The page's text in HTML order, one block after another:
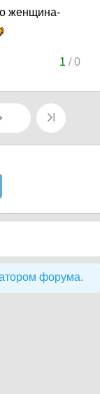
женщина-
1 /0
форума.